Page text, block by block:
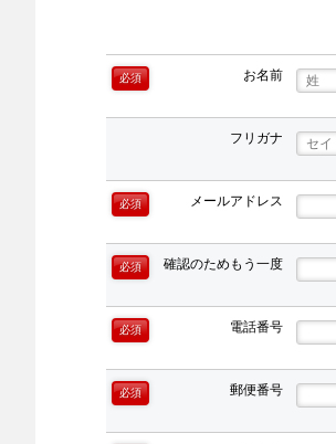
必須 お名前
フリガナ
必須 メールアドレス
必須 確認のためもう一度
必須 電話番号
必須 郵便番号